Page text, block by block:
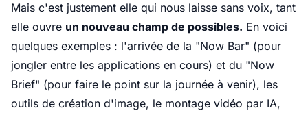
Mais c'est justement elle qui nous laisse sans voix, tant
elle ouvre un nouveau champ de possibles. En voici
quelques exemples : l'arrivée de la "Now Bar" (pour
jongler entre les applications en cours) et du "Now
Brief" (pour faire le point sur la journée à venir), les
outils de création d'image, le montage vidéo par IA,